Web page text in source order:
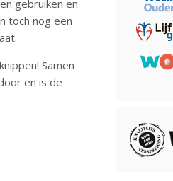
gebruiken en
toch nog een
Samen
en is de